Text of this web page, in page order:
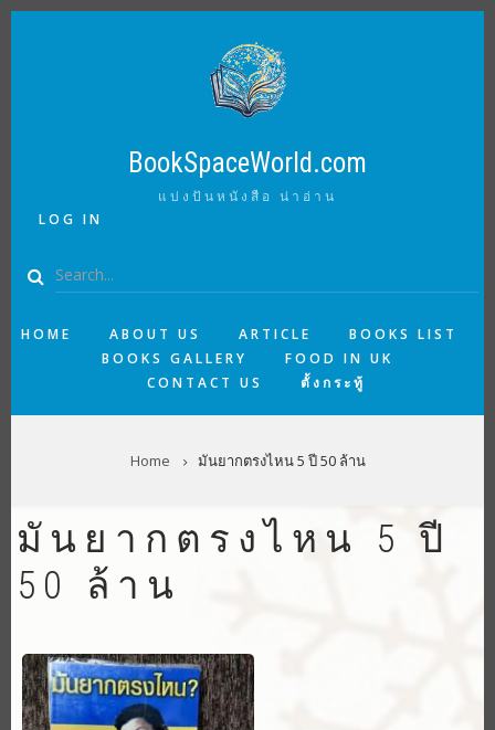
Skip
BookSpaceWorld.com
แบ่งปันหนังสือ น่าอ่าน
USER
LOG IN
Search
MAIN
NAVIGATION
HOME ABOUT US ARTICLE
BOOKS LIST
BOOKS GALLERY
FOOD IN UK
CONTACT US
ตั้งกระทู้
Home มันยากตรงไหน 5 ปี 50 ล้าน
มันยากตรงไหน 5 ปี
50 ล้าน